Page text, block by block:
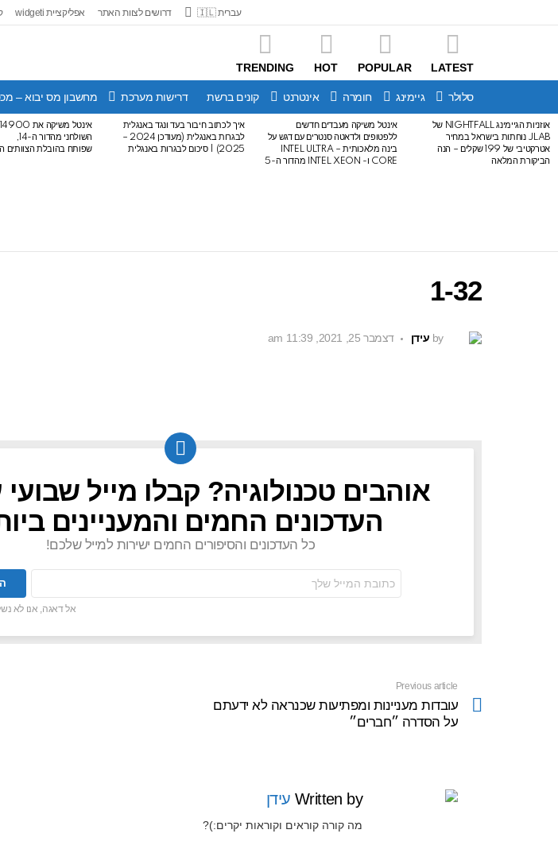
עברית 🇮🇱 דרושים לצוות האתר אפליקציית widgeti
LATEST
POPULAR
HOT
TRENDING
סלולר גיימינג חומרה אינטרנט קונים ברשת דרישות מערכת מחשבון מס יבוא –
LATEST
STORIES
אוזניות הגיימינג NIGHTFALL של
JLAB נוחתות בישראל במחיר
אטרקטיבי של 199 שקלים – הנה
הביקורת המלאה
אינטל משיקה מעבדים חדשים
ללפטופים ולדאטה סנטרים עם דגש על
בינה מלאכותית – INTEL ULTRA
CORE ו- INTEL XEON מהדור ה-5
איך לכתוב חיבור בעד ונגד באנגלית
לבגרות באנגלית (מעודכן 2024 –
2025) | סיכום לבגרות באנגלית
השולחני מהדור ה-14,
שפותח בהובלת הצוותים
1-32
by עידן דצמבר 25, 2021, 11:39 am
NEWSLETTER
אוהבים טכנולוגיה? קבלו מייל
העדכונים החמים והמעניינים
כל העדכונים והסיפורים החמים ישירות למייל שלכם!
אימל:
אל דאגה, אנו לא
more
Previous article
עובדות מעניינות ומפתיעות שכנראה לא ידעתם
על הסדרה ״חברים״
Written by עידן
מה קורה קוראים וקוראות יקרים:)?